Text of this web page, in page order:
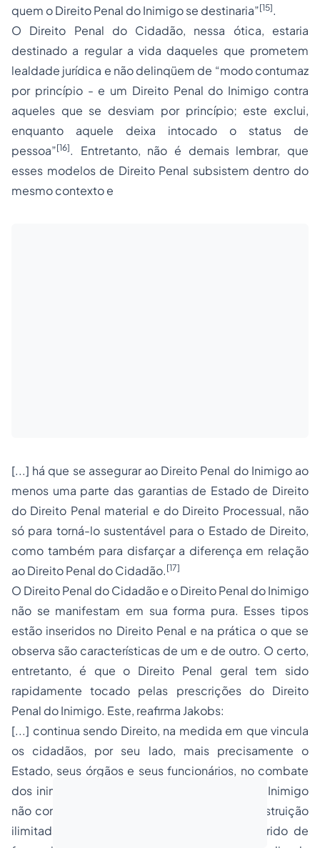
quem o Direito Penal do Inimigo se destinaria”[15].
O Direito Penal do Cidadão, nessa ótica, estaria
destinado a regular a vida daqueles que prometem
lealdade jurídica e não delinqüem de “modo contumaz
por princípio - e um Direito Penal do Inimigo contra
aqueles que se desviam por princípio; este exclui,
enquanto aquele deixa intocado o status de
pessoa”[16]. Entretanto, não é demais lembrar, que
esses modelos de Direito Penal subsistem dentro do
mesmo contexto e
[...] há que se assegurar ao Direito Penal do Inimigo ao
menos uma parte das garantias de Estado de Direito
do Direito Penal material e do Direito Processual, não
só para torná-lo sustentável para o Estado de Direito,
como também para disfarçar a diferença em relação
ao Direito Penal do Cidadão. [17]
O Direito Penal do Cidadão e o Direito Penal do Inimigo
não se manifestam em sua forma pura. Esses tipos
estão inseridos no Direito Penal e na prática o que se
observa são características de um e de outro. O certo,
entretanto, é que o Direito Penal geral tem sido
rapidamente tocado pelas prescrições do Direito
Penal do Inimigo. Este, reafirma Jakobs:
[...] continua sendo Direito, na medida em que vincula
os cidadãos, por seu lado, mais precisamente o
Estado, seus órgãos e seus funcionários, no combate
dos inimigos. Com efeito, o Direito Penal do Inimigo
não constitui um código de normas para a destruição
ilimitada, mas sim, no Estado de Direito gerido de